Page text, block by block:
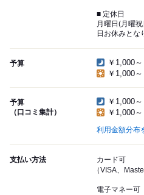
■ 定休日
月曜日(月曜
日お休みとな
予算
￥1,000
￥1,000
予算
（口コミ集計）
￥1,000
￥1,000
利用金額分布
支払い方法
カード可
（VISA、
電子マネー可